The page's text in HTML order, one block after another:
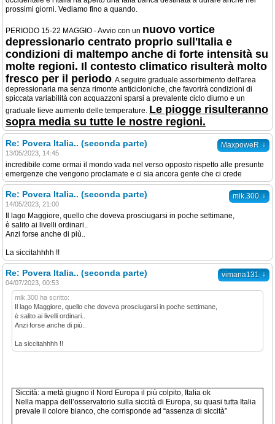
prossimi giorni. Vediamo fino a quando.
PERIODO 15-22 MAGGIO - Avvio con un nuovo vortice
depressionario centrato proprio sull'Italia e
condizioni di maltempo anche di forte intensità su
molte regioni. Il contesto climatico risulterà molto
fresco per il periodo. A seguire graduale assorbimento dell'area
depressionaria ma senza rimonte anticicloniche, che favorirà condizioni di
spiccata variabilità con acquazzoni sparsi a prevalente ciclo diurno e un
graduale lieve aumento delle temperature. Le piogge risulteranno
sopra media su tutte le nostre regioni.
MaxpoweR ↓
Re: Povera Italia.. (seconda parte)
13/05/2023, 14:45
incredibile come ormai il mondo vada nel verso opposto rispetto alle presunte
emergenze che vengono proclamate e ci sia ancora gente che ci crede
mik.300 ↓
Re: Povera Italia.. (seconda parte)
14/05/2023, 21:00
Il lago Maggiore, quello che doveva prosciugarsi in poche settimane,
è salito ai livelli ordinari..
Anzi forse anche di più..
La siccitahhhh !!
vimana131 ↓
Re: Povera Italia.. (seconda parte)
04/07/2023, 00:53
mik.300 ha scritto:
Il lago Maggiore, quello che doveva prosciugarsi in poche settimane,
è salito ai livelli ordinari..
Anzi forse anche di più..
La siccitahhhh !!
Siccità: a metà giugno il Nord Europa il più colpito, Italia ok
Nella mappa dell’osservatorio sulla siccità di Europa, su quasi tutta Italia
prevale il colore bianco, che corrisponde ad “assenza di siccità”